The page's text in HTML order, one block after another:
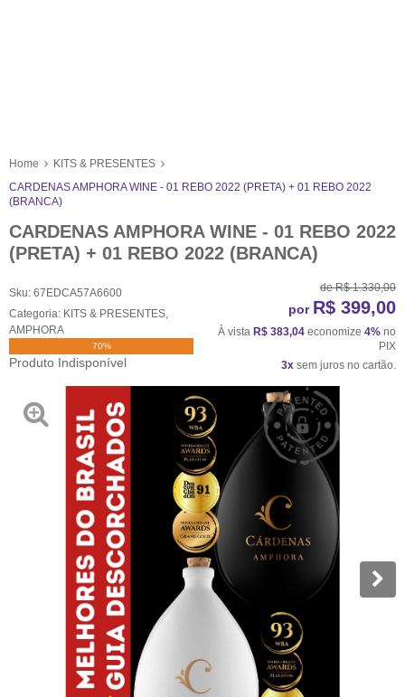
Home
KITS & PRESENTES
CARDENAS AMPHORA WINE - 01 REBO 2022 (PRETA) + 01 REBO 2022
(BRANCA)
CARDENAS AMPHORA WINE - 01 REBO 2022
(PRETA) + 01 REBO 2022 (BRANCA)
Sku: 67EDCA57A6600
Categoria: KITS & PRESENTES
AMPHORA
70%
Produto Indisponível
de R$ 1.330,00
por R$ 399,00
À vista R$ 383,04 economize 4% no
PIX
3x sem juros no cartão.